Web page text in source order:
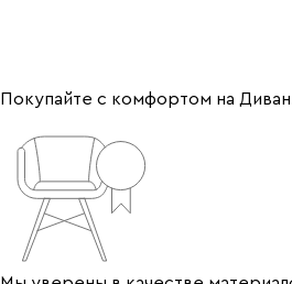
Покупайте с комфортом на